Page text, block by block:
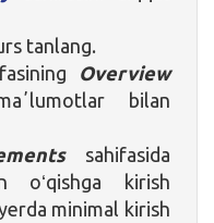
tanlang.
Overview
bilan
sahifasida
oʻqishga kirish
minimal kirish